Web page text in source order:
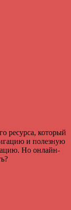
ресурса, который
и полезную
Но онлайн-